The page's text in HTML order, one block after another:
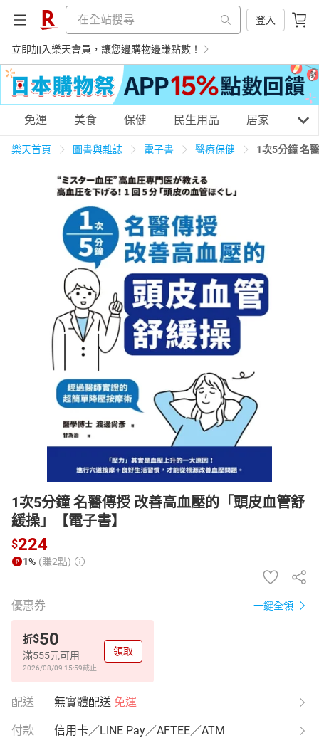
登入
立即加入樂天會員，讓您邊購物邊賺點數！
購物網分類
天天免運 美食蛋糕 養生保健
居家生活 3C家電 運動休閒 親子玩具
男裝 化妝保養 情趣用品
日本購物 電子/紙本書
HOT
免運 美食 保健 民生用品 居家 3C
樂天首頁 圖書與雜誌 電子書 醫療保健 1次5分鐘 名
1次5分鐘 名醫傳授 改善高血壓的「頭皮血管舒
緩操」【電子書】
$224
1% (賺2點)
優惠券 一鍵全領
折$50
滿555元可用
2026/08/09 15:59截止
領取
配送 無實體配送 免運
付款 信用卡／LINE Pay／AFTEE／ATM